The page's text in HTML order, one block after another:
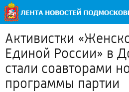
Активистки
Единой России» в
стали соавторами
программы партии